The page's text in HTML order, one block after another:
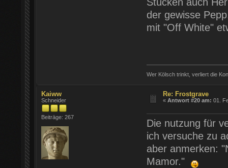
der gewisse
mit "Off White"
Wer Kölsch trinkt, verliert die
Kaiww
Schneider
Beiträge: 267
Re: Frostgrave
«Antwort #20 am: 01.
Die nutzung für
ich versuche zu
aber anmerken:
Mamor."